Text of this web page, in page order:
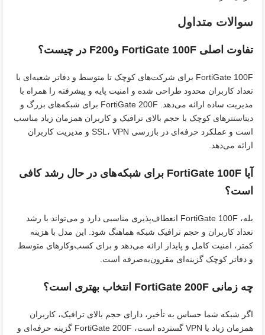
سوالات متداول
تفاوت اصلی FortiGate 100F وF200 در چیست؟
FortiGate 100F برای شرکت‌های کوچک تا متوسط و دفاتر شعبه‌ای با
تعداد کاربران محدود طراحی شده و امنیت پایه و پیشرفته را همراه با
مدیریت ساده ارائه می‌دهد. FortiGate 200F برای شبکه‌های بزرگ و
دیتاسنترهای کوچک با حجم بالای ترافیک و کاربران همزمان زیاد مناسب
است و عملکرد حرفه‌ای در بازرسی SSL، VPN و مدیریت کاربران
ارائه می‌دهد.
آیا FortiGate 100F برای شبکه‌های در حال رشد کافی
است؟
بله، FortiGate 100F انعطاف‌پذیری مناسبی دارد و می‌تواند با رشد
تعداد کاربران و حجم ترافیک شبکه هماهنگ شود. این مدل با هزینه
کمتر، امنیت کامل و پایدار ارائه می‌دهد و برای کسب‌وکارهای متوسط
و دفاتر کوچک گزینه‌ای مقرون‌به‌صرفه است.
چه زمانی FortiGate 200F انتخاب بهتری است؟
اگر شبکه شما حساس به تأخیر، دارای حجم بالای ترافیک، کاربران
همزمان زیاد یا VPN گسترده است، FortiGate 200F گزینه حرفه‌ای و